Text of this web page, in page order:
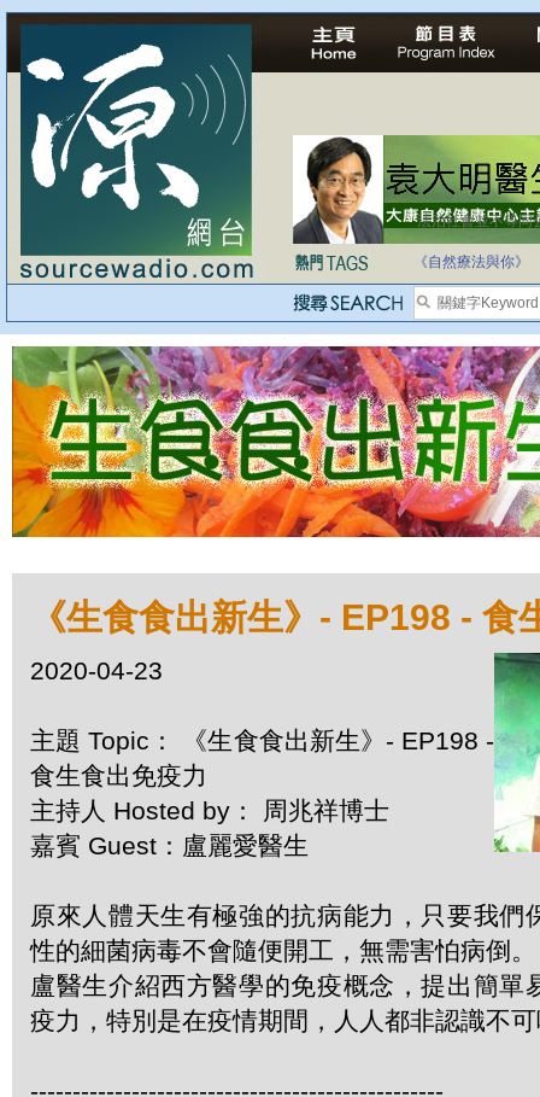
法治社會並不等同
《自然療法與你》
《生食食出新生》- EP198 - 食
2020-04-23
主題 Topic： 《生食食出新生》- EP198 -
食生食出免疫力
主持人 Hosted by： 周兆祥博士
嘉賓 Guest：盧麗愛醫生
原來人體天生有極強的抗病能力，只要我們
性的細菌病毒不會隨便開工，無需害怕病倒。
盧醫生介紹西方醫學的免疫概念，提出簡單
疫力，特別是在疫情期間，人人都非認識不
-------------------------------------------------